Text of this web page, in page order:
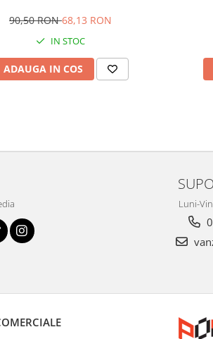
negru
90,50 RON68,13 RON
IN STOC
ADAUGA IN COS
Luni-